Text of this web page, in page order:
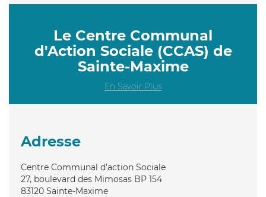
Le Centre Communal
d'Action Sociale (CCAS) de
Sainte-Maxime
En Savoir Plus
Adresse
Centre Communal d'action Sociale
27, boulevard des Mimosas BP 154
83120 Sainte-Maxime